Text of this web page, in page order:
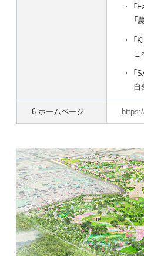
「
「
「
「
自
6.ホームページ